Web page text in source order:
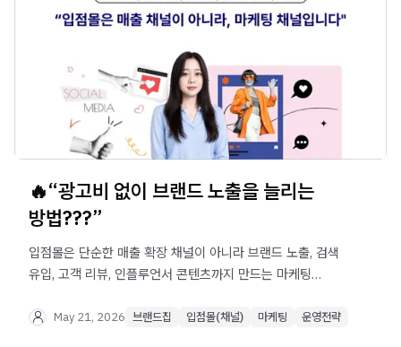
🔥“광고비 없이 브랜드 노출을 늘리는
방법???”
입점몰은 단순한 매출 확장 채널이 아니라 브랜드 노출, 검색
유입, 고객 리뷰, 인플루언서 콘텐츠까지 만드는 마케팅
브랜드 발견 가능성을 높이는 입점몰 마케팅 효과와 실전
May 21, 2026 브랜드집 입점몰(채널) 마케팅 운영전략